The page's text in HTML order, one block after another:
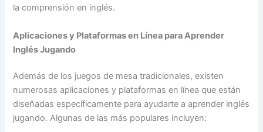
la comprensión en inglés.
Aplicaciones y Plataformas en Línea para Aprender
Inglés Jugando
Además de los juegos de mesa tradicionales, existen
numerosas aplicaciones y plataformas en línea que están
diseñadas específicamente para ayudarte a aprender inglés
jugando. Algunas de las más populares incluyen: